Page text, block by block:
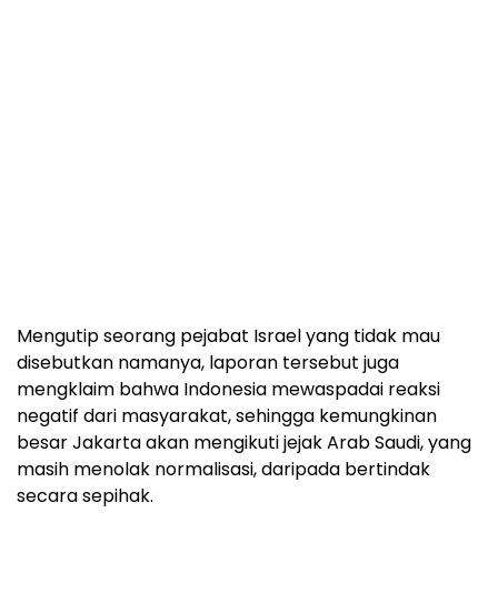
Mengutip seorang pejabat Israel yang tidak mau
disebutkan namanya, laporan tersebut juga
mengklaim bahwa Indonesia mewaspadai reaksi
negatif dari masyarakat, sehingga kemungkinan
besar Jakarta akan mengikuti jejak Arab Saudi, yang
masih menolak normalisasi, daripada bertindak
secara sepihak.